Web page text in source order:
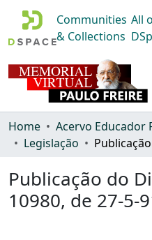
Communities
& Collections
All
Home
Legislação
Publicação do
10980, de 27-5-